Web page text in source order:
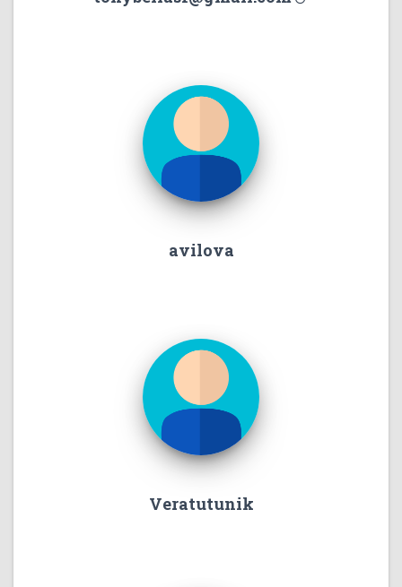
avilova
Veratutunik